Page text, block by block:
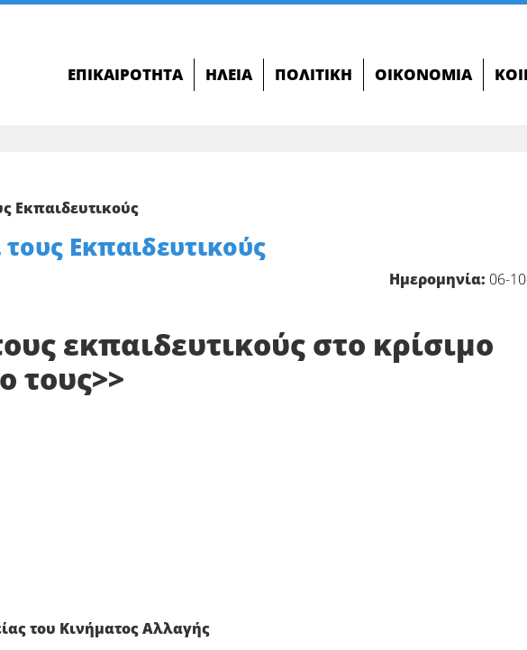
ΕΠΙΚΑΙΡΌΤΗΤΑ ΗΛΕΊΑ ΠΟΛΙΤΙΚΉ ΟΙΚΟΝΟΜΊΑ
Εκπαιδευτικούς
Εκπαιδευτικούς
Ημερομηνία: 06-
εκπαιδευτικούς στο κρίσιμο
τους>>
του Κινήματος Αλλαγής